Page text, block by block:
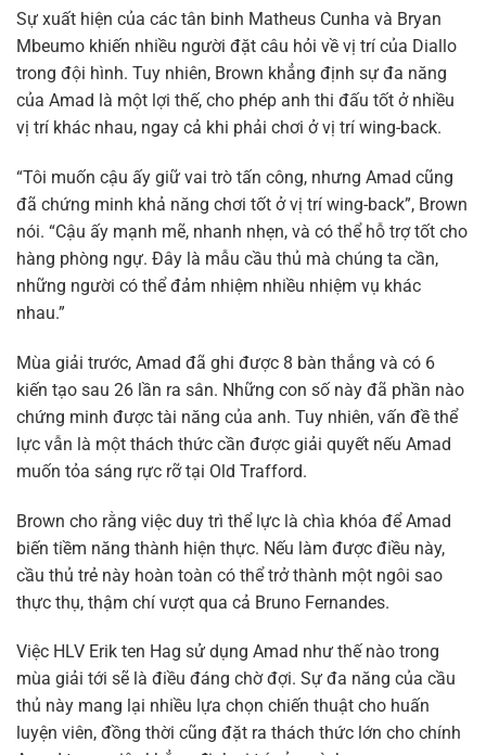
Sự xuất hiện của các tân binh Matheus Cunha và Bryan
Mbeumo khiến nhiều người đặt câu hỏi về vị trí của Diallo
trong đội hình. Tuy nhiên, Brown khẳng định sự đa năng
của Amad là một lợi thế, cho phép anh thi đấu tốt ở nhiều
vị trí khác nhau, ngay cả khi phải chơi ở vị trí wing-back.
“Tôi muốn cậu ấy giữ vai trò tấn công, nhưng Amad cũng
đã chứng minh khả năng chơi tốt ở vị trí wing-back”, Brown
nói. “Cậu ấy mạnh mẽ, nhanh nhẹn, và có thể hỗ trợ tốt cho
hàng phòng ngự. Đây là mẫu cầu thủ mà chúng ta cần,
những người có thể đảm nhiệm nhiều nhiệm vụ khác
nhau.”
Mùa giải trước, Amad đã ghi được 8 bàn thắng và có 6
kiến tạo sau 26 lần ra sân. Những con số này đã phần nào
chứng minh được tài năng của anh. Tuy nhiên, vấn đề thể
lực vẫn là một thách thức cần được giải quyết nếu Amad
muốn tỏa sáng rực rỡ tại Old Trafford.
Brown cho rằng việc duy trì thể lực là chìa khóa để Amad
biến tiềm năng thành hiện thực. Nếu làm được điều này,
cầu thủ trẻ này hoàn toàn có thể trở thành một ngôi sao
thực thụ, thậm chí vượt qua cả Bruno Fernandes.
Việc HLV Erik ten Hag sử dụng Amad như thế nào trong
mùa giải tới sẽ là điều đáng chờ đợi. Sự đa năng của cầu
thủ này mang lại nhiều lựa chọn chiến thuật cho huấn
luyện viên, đồng thời cũng đặt ra thách thức lớn cho chính